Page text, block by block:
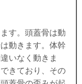
す。頭蓋骨は動
動きます。体幹
いなく動きま
きており、その